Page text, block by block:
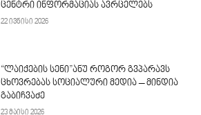
ცენტრი ინფორმაციას ავრცელებს
22 ივნისი 2026
“ლაიქების სენი”ანუ როგორ გვპარავს
ცხოვრებას სოციალური მედია – მინდია
გაბიჩვაძე
23 მაისი 2026